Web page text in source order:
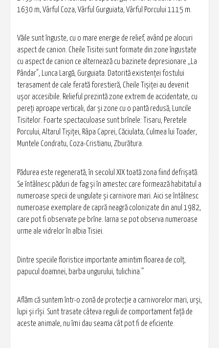
1630 m, Vârful Coza, Vârful Gurguiata, Vârful Porcului 1115 m.
Văile sunt înguste, cu o mare energie de relief, având pe alocuri
aspect de canion. Cheile Tisitei sunt formate din zone îngustate
cu aspect de canion ce alternează cu bazinete depresionare ,,La
Pândar", Lunca Largă, Gurguiata. Datorită existenţei fostului
terasament de cale ferată forestieră, Cheile Tișiței au devenit
uşor accesibile. Relieful prezintă zone extrem de accidentate, cu
pereţi aproape verticali, dar şi zone cu o pantă redusă, Luncile
Tisitelor. Foarte spectaculoase sunt brînele: Tisaru, Peretele
Porcului, Altarul Tișiței, Râpa Caprei, Căciulata, Culmea lui Toader,
Muntele Condratu, Coza-Cristianu, Zburătura.
Pădurea este regenerată, în secolul XIX toată zona fiind defrişată.
Se întâlnesc păduri de fag şi în amestec care formează habitatul a
numeroase specii de ungulate şi carnivore mari. Aici se întâlnesc
numeroase exemplare de capră neagră colonizate din anul 1982,
care pot fi observate pe brîne. Iarna se pot observa numeroase
urme ale vidrelor în albia Tisiei.
Dintre speciile floristice importante amintim floarea de colţ,
papucul doamnei, barba ungurului, tulichina.”
Aflăm că suntem într-o zonă de protecţie a carnivorelor mari, urşi,
lupi şi rîşi. Sunt trasate câteva reguli de comportament faţă de
aceste animale, nu îmi dau seama cât pot fi de eficiente.